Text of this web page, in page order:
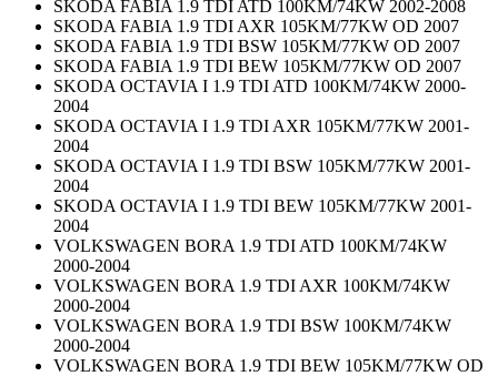
SKODA FABIA 1.9 TDI ATD 100KM/74KW 2002-2008
SKODA FABIA 1.9 TDI AXR 105KM/77KW OD 2007
SKODA FABIA 1.9 TDI BSW 105KM/77KW OD 2007
SKODA FABIA 1.9 TDI BEW 105KM/77KW OD 2007
SKODA OCTAVIA I 1.9 TDI ATD 100KM/74KW 2000-
2004
SKODA OCTAVIA I 1.9 TDI AXR 105KM/77KW 2001-
2004
SKODA OCTAVIA I 1.9 TDI BSW 105KM/77KW 2001-
2004
SKODA OCTAVIA I 1.9 TDI BEW 105KM/77KW 2001-
2004
VOLKSWAGEN BORA 1.9 TDI ATD 100KM/74KW
2000-2004
VOLKSWAGEN BORA 1.9 TDI AXR 100KM/74KW
2000-2004
VOLKSWAGEN BORA 1.9 TDI BSW 100KM/74KW
2000-2004
VOLKSWAGEN BORA 1.9 TDI BEW 105KM/77KW OD